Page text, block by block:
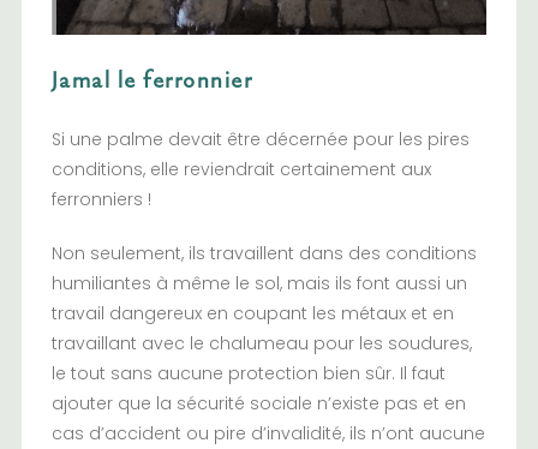
Jamal le ferronnier
Si une palme devait être décernée pour les pires
conditions, elle reviendrait certainement aux
ferronniers !
Non seulement, ils travaillent dans des conditions
humiliantes à même le sol, mais ils font aussi un
travail dangereux en coupant les métaux et en
travaillant avec le chalumeau pour les soudures,
le tout sans aucune protection bien sûr. Il faut
ajouter que la sécurité sociale n’existe pas et en
cas d’accident ou pire d’invalidité, ils n’ont aucune